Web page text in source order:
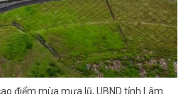
điểm mùa mưa lũ, UBND tỉnh Lâm